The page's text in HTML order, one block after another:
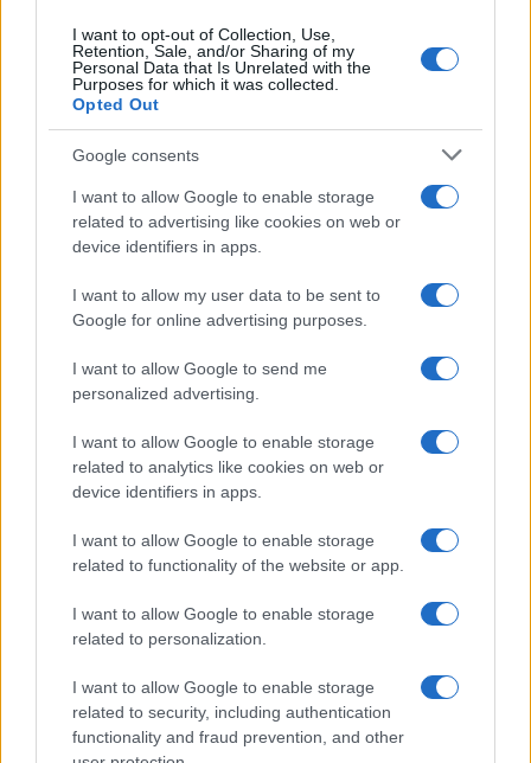
I want to opt-out of Collection, Use,
Retention, Sale, and/or Sharing of my
Personal Data that Is Unrelated with the
Purposes for which it was collected.
Opted Out
Google consents
I want to allow Google to enable storage
related to advertising like cookies on web or
device identifiers in apps.
I want to allow my user data to be sent to
Google for online advertising purposes.
I want to allow Google to send me
personalized advertising.
I want to allow Google to enable storage
related to analytics like cookies on web or
device identifiers in apps.
I want to allow Google to enable storage
related to functionality of the website or app.
I want to allow Google to enable storage
related to personalization.
I want to allow Google to enable storage
related to security, including authentication
functionality and fraud prevention, and other
Calcio Lecco: Francesco Aliberti abbandona i ruoli
dirigenziali
Ilaria Mauri · 7 Ago 2026
CALCIO
Sian Massey-Ellis lascia il campo per un ruolo chiave
nella Football Association